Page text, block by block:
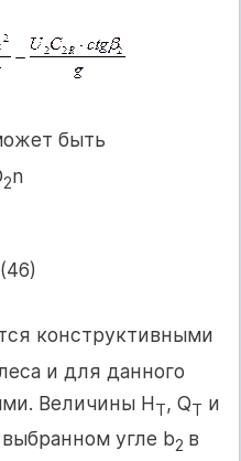
быть
2n
(46)
конструктивными
и для данного
Величины HT, QT и
угле b2 в